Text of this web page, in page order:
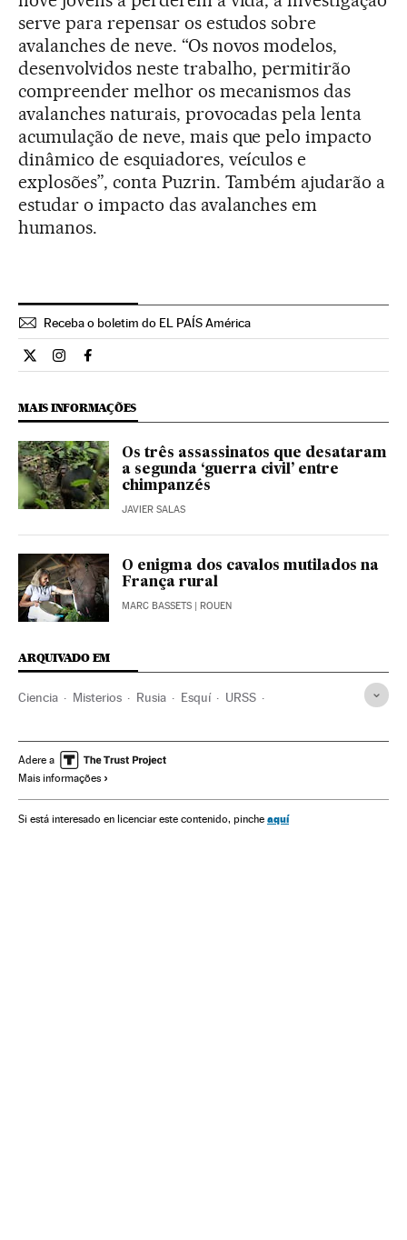
serve para repensar os estudos sobre
avalanches de neve. “Os novos modelos,
desenvolvidos neste trabalho, permitirão
compreender melhor os mecanismos das
avalanches naturais, provocadas pela lenta
acumulação de neve, mais que pelo impacto
dinâmico de esquiadores, veículos e
explosões”, conta Puzrin. Também ajudarão a
estudar o impacto das avalanches em
humanos.
Receba o boletim do EL PAÍS América
Ciencia El País Brasil en Twitter
Ciencia El País Brasil en Instagram
Ciencia El País Brasil en Facebook
MAIS INFORMAÇÕES
Os três assassinatos que desataram
a segunda ‘guerra civil’ entre
chimpanzés
JAVIER SALAS
O enigma dos cavalos mutilados na
França rural
MARC BASSETS | ROUEN
ARQUIVADO EM
Ciencia Misterios Rusia Esquí URSS
Adere a
Mais informações
Si está interesado en licenciar este contenido, pinche aquí